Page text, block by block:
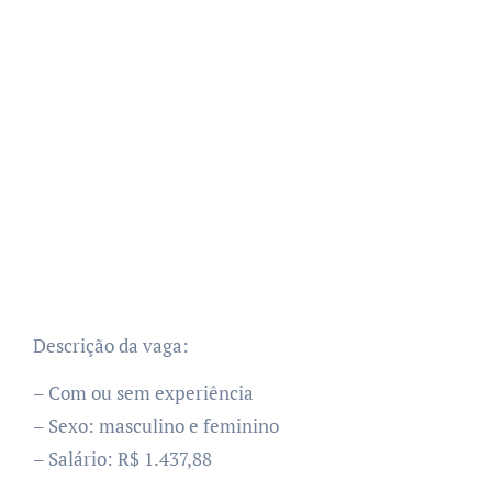
Descrição da vaga:
– Com ou sem experiência
– Sexo: masculino e feminino
– Salário: R$ 1.437,88